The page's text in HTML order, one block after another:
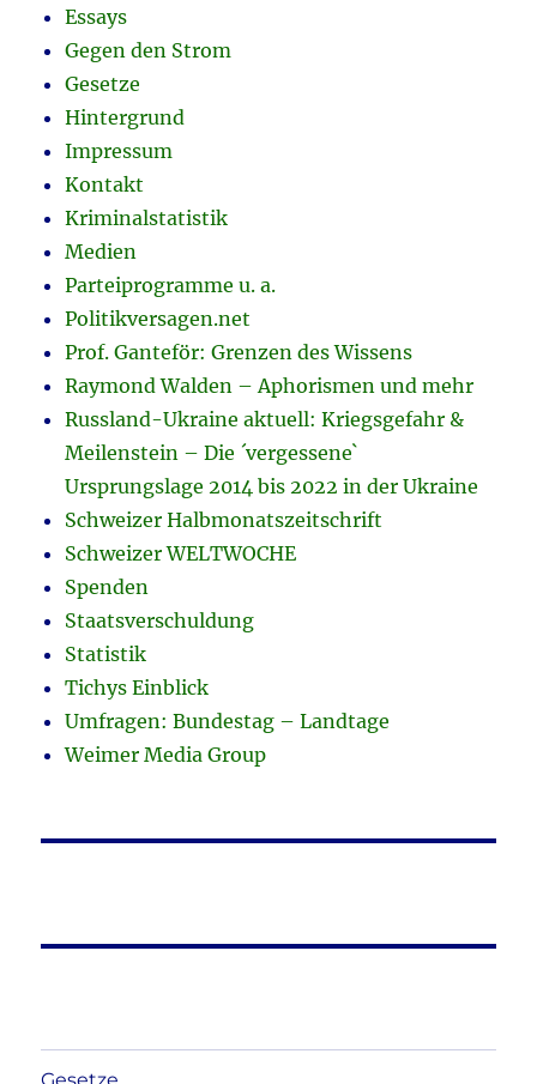
Essays
Gegen den Strom
Gesetze
Hintergrund
Impressum
Kontakt
Kriminalstatistik
Medien
Parteiprogramme u. a.
Politikversagen.net
Prof. Ganteför: Grenzen des Wissens
Raymond Walden – Aphorismen und mehr
Russland-Ukraine aktuell: Kriegsgefahr &
Meilenstein – Die ´vergessene`
Ursprungslage 2014 bis 2022 in der Ukraine
Schweizer Halbmonatszeitschrift
Schweizer WELTWOCHE
Spenden
Staatsverschuldung
Statistik
Tichys Einblick
Umfragen: Bundestag – Landtage
Weimer Media Group
Gesetze